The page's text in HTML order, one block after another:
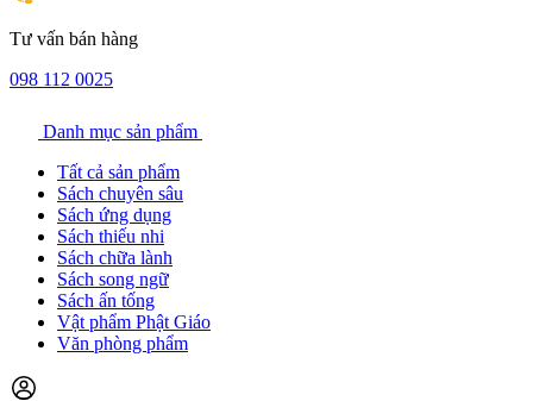
Tư vấn bán hàng
098 112 0025
Danh mục sản phẩm
Tất cả sản phẩm
Sách chuyên sâu
Sách ứng dụng
Sách thiếu nhi
Sách chữa lành
Sách song ngữ
Sách ấn tống
Vật phẩm Phật Giáo
Văn phòng phẩm